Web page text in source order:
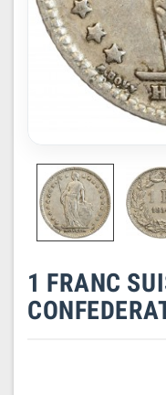
1 FRANC